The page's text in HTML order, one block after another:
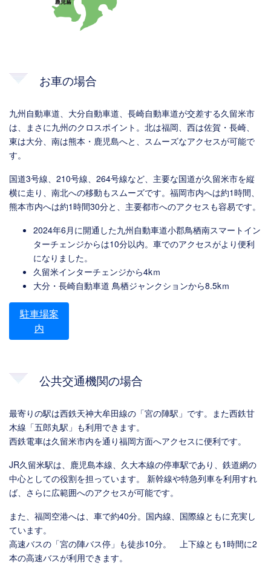
お車の場合
九州自動車道、大分自動車道、長崎自動車道が交差する久留米市
は、まさに九州のクロスポイント。北は福岡、西は佐賀・長崎、
東は大分、南は熊本・鹿児島へと、スムーズなアクセスが可能で
す。
国道3号線、210号線、264号線など、主要な国道が久留米市を縦
横に走り、南北への移動もスムーズです。福岡市内へは約1時間、
熊本市内へは約1時間30分と、主要都市へのアクセスも容易です。
2024年6月に開通した九州自動車道小郡鳥栖南スマートイン
ターチェンジからは10分以内。車でのアクセスがより便利
になりました。
久留米インターチェンジから4kｍ
大分・長崎自動車道 鳥栖ジャンクションから8.5kｍ
駐車場案
内
公共交通機関の場合
最寄りの駅は西鉄天神大牟田線の「宮の陣駅」です。また西鉄甘
木線「五郎丸駅」も利用できます。
西鉄電車は久留米市内を通り福岡方面へアクセスに便利です。
JR久留米駅は、鹿児島本線、久大本線の停車駅であり、鉄道網の
中心としての役割を担っています。 新幹線や特急列車を利用すれ
ば、さらに広範囲へのアクセスが可能です。
また、福岡空港へは、車で約40分。国内線、国際線ともに充実し
ています。
高速バスの「宮の陣バス停」も徒歩10分。 上下線とも1時間に2
本の高速バスが利用できます。